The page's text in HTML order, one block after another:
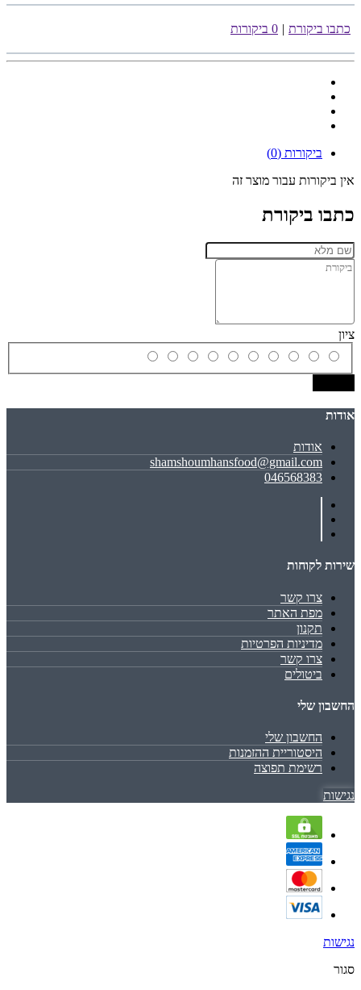
כתבו ביקורת | 0 ביקורות
ביקורות (0)
אין ביקורות עבור מוצר זה
כתבו ביקורת
ציון
אודות
אודות
shamshoumhansfood@gmail.com
046568383
שירות לקוחות
צרו קשר
מפת האתר
תקנון
מדיניות הפרטיות
צרו קשר
ביטולים
החשבון שלי
החשבון שלי
היסטוריית ההזמנות
רשימת תפוצה
נגישות
נגישות
סגור